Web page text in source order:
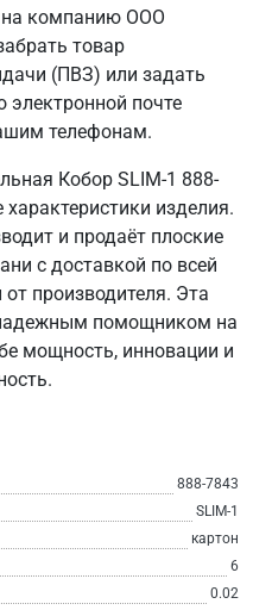
на компанию ООО
товар
(ПВЗ) или задать
электронной почте
телефонам.
Кобор SLIM-1 888-
характеристики изделия.
и продаёт плоские
с доставкой по всей
производителя. Эта
помощником на
мощность, инновации и
888-7843
SLIM-1
картон
6
0.02